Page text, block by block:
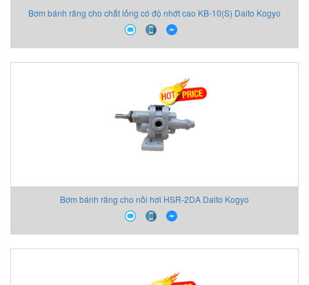
Bơm bánh răng cho chất lỏng có độ nhớt cao KB-10(S) Daito Kogyo
Bơm bánh răng cho nồi hơi HSR-2DA Daito Kogyo